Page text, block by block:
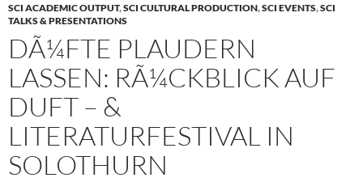
SCI ACADEMIC OUTPUT,SCI CULTURAL PRODUCTION,SCI EVENTS,SCI
TALKS & PRESENTATIONS
DÃ¼FTE PLAUDERN
LASSEN: RÃ¼CKBLICK AUF
DUFT – &
LITERATURFESTIVAL IN
SOLOTHURN